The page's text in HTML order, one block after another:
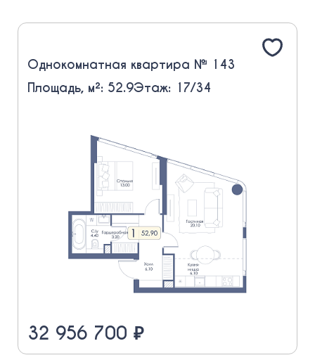
Однокомнатная квартира № 143
Площадь, м²: 52.9Этаж: 17/34
32 956 700 ₽